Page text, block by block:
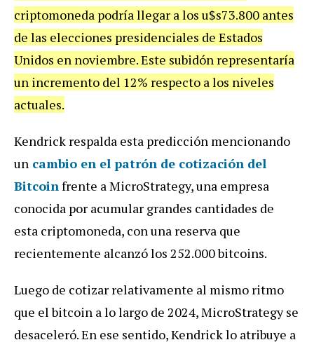
criptomoneda podría llegar a los u$s73.800 antes
de las elecciones presidenciales de Estados
Unidos en noviembre. Este subidón representaría
un incremento del 12% respecto a los niveles
actuales.
Kendrick respalda esta predicción mencionando
un cambio en el patrón de cotización del
Bitcoinfrente a MicroStrategy, una empresa
conocida por acumular grandes cantidades de
esta criptomoneda, con una reserva que
recientemente alcanzó los 252.000 bitcoins.
Luego de cotizar relativamente al mismo ritmo
que el bitcoin a lo largo de 2024, MicroStrategy se
desaceleró. En ese sentido, Kendrick lo atribuye a